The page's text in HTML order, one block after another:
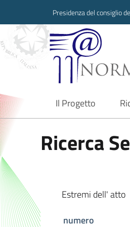
Presidenza del consiglio
Il Progetto
current
Ricerca
Estremi dell' atto
numero